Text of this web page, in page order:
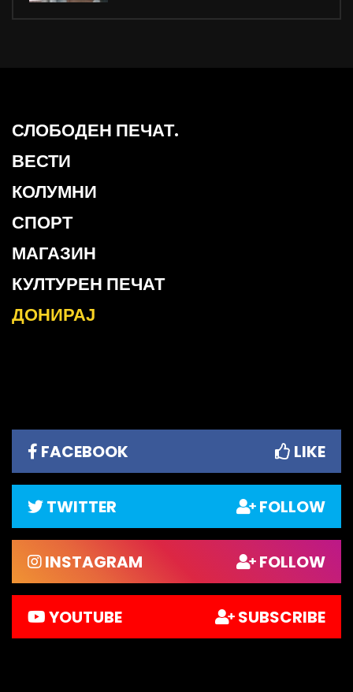
СЛОБОДЕН ПЕЧАТ.
ВЕСТИ
КОЛУМНИ
СПОРТ
МАГАЗИН
КУЛТУРЕН ПЕЧАТ
ДОНИРАЈ
FACEBOOK LIKE
TWITTER FOLLOW
INSTAGRAM FOLLOW
YOUTUBE SUBSCRIBE